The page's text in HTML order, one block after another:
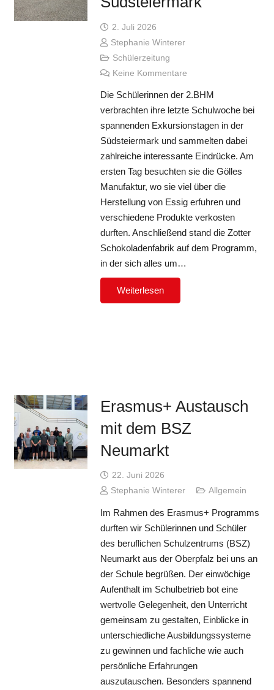
2. Juli 2026
Stephanie Winterer
Schülerzeitung
Keine Kommentare
Die Schülerinnen der 2.BHM
verbrachten ihre letzte Schulwoche bei
spannenden Exkursionstagen in der
Südsteiermark und sammelten dabei
zahlreiche interessante Eindrücke. Am
ersten Tag besuchten sie die Gölles
Manufaktur, wo sie viel über die
Herstellung von Essig erfuhren und
verschiedene Produkte verkosten
durften. Anschließend stand die Zotter
Schokoladenfabrik auf dem Programm,
in der sich alles um…
Weiterlesen
Erasmus+ Austausch
mit dem BSZ
Neumarkt
22. Juni 2026
Stephanie Winterer
Allgemein
Im Rahmen des Erasmus+ Programms
durften wir Schülerinnen und Schüler
des beruflichen Schulzentrums (BSZ)
Neumarkt aus der Oberpfalz bei uns an
der Schule begrüßen. Der einwöchige
Aufenthalt im Schulbetrieb bot eine
wertvolle Gelegenheit, den Unterricht
gemeinsam zu gestalten, Einblicke in
unterschiedliche Ausbildungssysteme
zu gewinnen und fachliche wie auch
persönliche Erfahrungen
auszutauschen. Besonders spannend